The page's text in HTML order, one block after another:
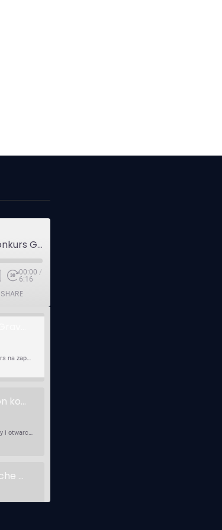
DDR #76 [info] - konkurs Gravel Attack, Varmia Gravel, Bike Expo, Inspire India Ultra Race
00:00 /
6:16
SHARE
Organizatorzy Gravel Attack ogłosili konkurs na zaprojektowanie koszulki. Varmia Gravel 2023 przypomina o możliwości podzielenia opłaty startowej na dwie raty 50/50 – na zero procent! …
DDR #75 [info] - Ruszył sezon kolarski! Pierwszy Brevet Race Through Poland, Otwarcie sezonu Rajdy Dla Frajdy, Ankieta Rowerowa, przygotowania do Race Around Poland
Za nami pierwsze wiosenne rajdy, maratony i otwarcia sezonu, choć w Gdańsku zima nie powiedziała jeszcze ostatniego słowa bo właśnie pada śnieg. Linki: ⁠http://watahaultrarace.pl/⁠⁠https://rajdydlafrajdy.pl/⁠https://brevety.pl/brevets⁠⁠https://racearoundpoland.pl/⁠⁠https://granguanche.com/audax/audaxgravel/⁠⁠Ankieta Rowerowa…
DDR #74 [info] - GranGuanche Gravel startuje w piątek! Wataha Ultra Race Wiosna - zaprasza Mateusz Szafraniec. Dwie samochwałki